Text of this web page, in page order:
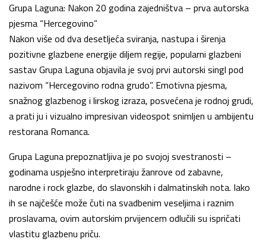
Grupa Laguna: Nakon 20 godina zajedništva – prva autorska
pjesma “Hercegovino”
Nakon više od dva desetljeća sviranja, nastupa i širenja
pozitivne glazbene energije diljem regije, popularni glazbeni
sastav Grupa Laguna objavila je svoj prvi autorski singl pod
nazivom “Hercegovino rodna grudo”. Emotivna pjesma,
snažnog glazbenog i lirskog izraza, posvećena je rodnoj grudi,
a prati ju i vizualno impresivan videospot snimljen u ambijentu
restorana Romanca.
Grupa Laguna prepoznatljiva je po svojoj svestranosti –
godinama uspješno interpretiraju žanrove od zabavne,
narodne i rock glazbe, do slavonskih i dalmatinskih nota. Iako
ih se najčešće može čuti na svadbenim veseljima i raznim
proslavama, ovim autorskim prvijencem odlučili su ispričati
vlastitu glazbenu priču.